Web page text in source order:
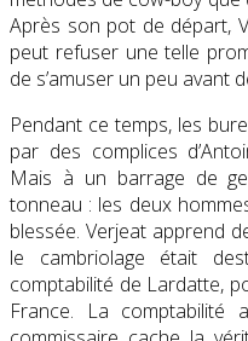
Après son pot de départ,
peut refuser une telle
de s’amuser un peu avant
Pendant ce temps, les
par des complices
Mais à un barrage de
tonneau : les deux
blessée. Verjeat apprend
le cambriolage était
comptabilité de Lardatte,
France. La comptabilité